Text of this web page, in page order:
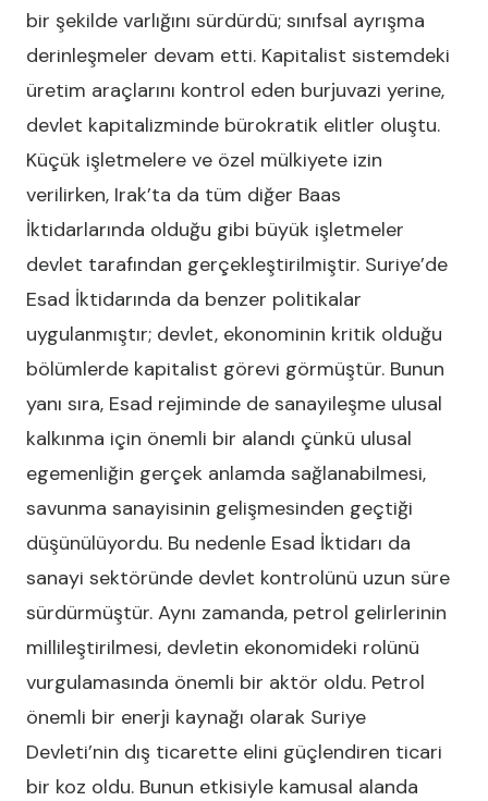
bir şekilde varlığını sürdürdü; sınıfsal ayrışma
derinleşmeler devam etti. Kapitalist sistemdeki
üretim araçlarını kontrol eden burjuvazi yerine,
devlet kapitalizminde bürokratik elitler oluştu.
Küçük işletmelere ve özel mülkiyete izin
verilirken, Irak’ta da tüm diğer Baas
İktidarlarında olduğu gibi büyük işletmeler
devlet tarafından gerçekleştirilmiştir. Suriye’de
Esad İktidarında da benzer politikalar
uygulanmıştır; devlet, ekonominin kritik olduğu
bölümlerde kapitalist görevi görmüştür. Bunun
yanı sıra, Esad rejiminde de sanayileşme ulusal
kalkınma için önemli bir alandı çünkü ulusal
egemenliğin gerçek anlamda sağlanabilmesi,
savunma sanayisinin gelişmesinden geçtiği
düşünülüyordu. Bu nedenle Esad İktidarı da
sanayi sektöründe devlet kontrolünü uzun süre
sürdürmüştür. Aynı zamanda, petrol gelirlerinin
millileştirilmesi, devletin ekonomideki rolünü
vurgulamasında önemli bir aktör oldu. Petrol
önemli bir enerji kaynağı olarak Suriye
Devleti’nin dış ticarette elini güçlendiren ticari
bir koz oldu. Bunun etkisiyle kamusal alanda